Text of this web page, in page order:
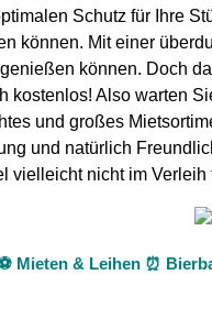
Schutz für Ihre
können. Mit einer
können. Doch
kostenlos! Also warten
und großes
und natürlich
vielleicht nicht im
Mieten & Leihen ⏰